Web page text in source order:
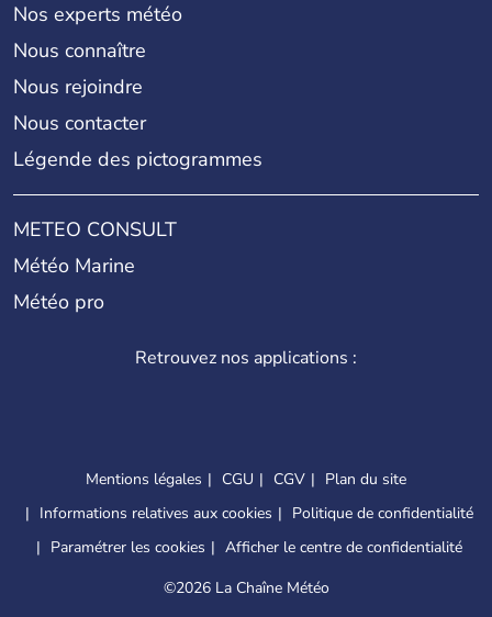
Nos experts météo
Nous connaître
Nous rejoindre
Nous contacter
Légende des pictogrammes
METEO CONSULT
Météo Marine
Météo pro
Retrouvez nos applications :
Mentions légales CGU CGV
Plan du site
Informations relatives aux cookies
Politique de confidentialité
Paramétrer les cookies
Afficher le centre de confidentialité
©2026 La Chaîne Météo